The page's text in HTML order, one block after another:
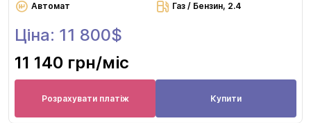
Автомат
Газ / Бензин, 2.4
Ціна: 11 800$
11 140 грн/міс
Розрахувати платіж Купити